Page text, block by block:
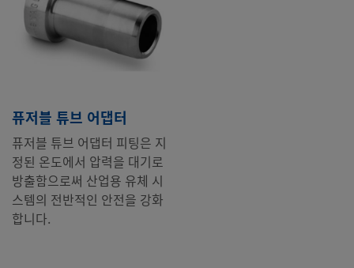
퓨저블 튜브 어댑터
퓨저블 튜브 어댑터 피팅은 지
정된 온도에서 압력을 대기로
방출함으로써 산업용 유체 시
스템의 전반적인 안전을 강화
합니다.